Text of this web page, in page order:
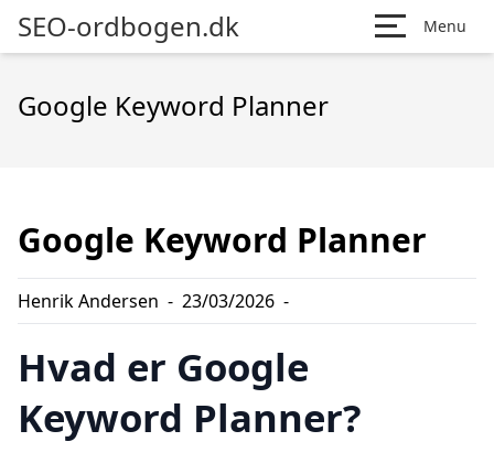
SEO-ordbogen.dk Menu
Google Keyword Planner
Google Keyword Planner
Henrik Andersen - 23/03/2026 -
Hvad er Google
Keyword Planner?